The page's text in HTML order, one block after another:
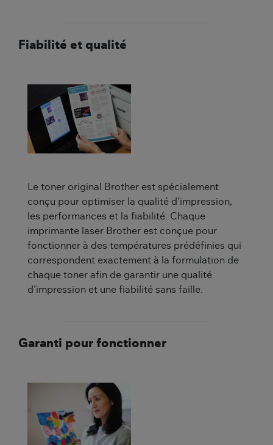
Fiabilité et qualité
Le toner original Brother est spécialement
conçu pour optimiser la qualité d'impression,
les performances et la fiabilité. Chaque
imprimante laser Brother est conçue pour
fonctionner à des températures prédéfinies qui
correspondent exactement à la formulation de
chaque toner afin de garantir une qualité
d'impression et une fiabilité sans faille.
Garanti pour fonctionner